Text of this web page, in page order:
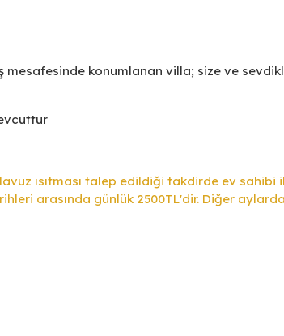
mesafesinde konumlanan villa; size ve
ısıtması talep edildiği takdirde ev sahibi
arasında günlük 2500TL'dir. Diğer